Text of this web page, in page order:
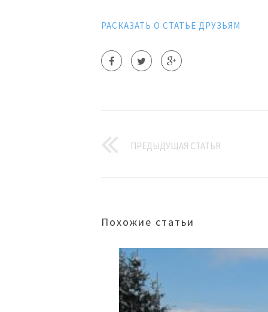
РАСКАЗАТЬ О СТАТЬЕ ДРУЗЬЯМ
ПРЕДЫДУЩАЯ СТАТЬЯ
Похожие статьи